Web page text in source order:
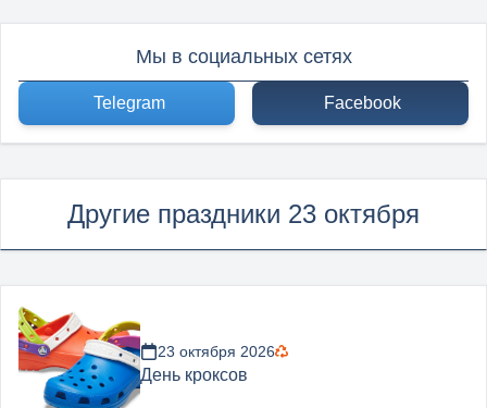
Мы в социальных сетях
Telegram Facebook
Другие праздники 23 октября
23 октября 2026
День кроксов